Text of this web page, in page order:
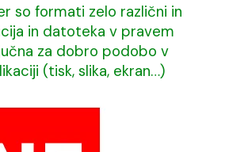
so formati zelo različni in
in datoteka v pravem
za dobro podobo v
(tisk, slika, ekran…)